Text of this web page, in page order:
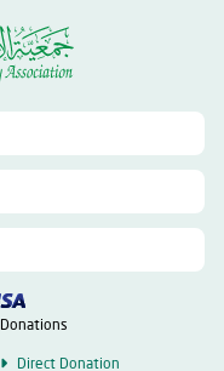
Donations
Direct Donation